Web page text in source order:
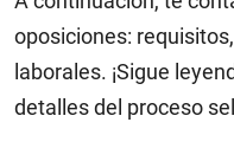
oposiciones:
laborales. ¡Sigue
detalles del proceso